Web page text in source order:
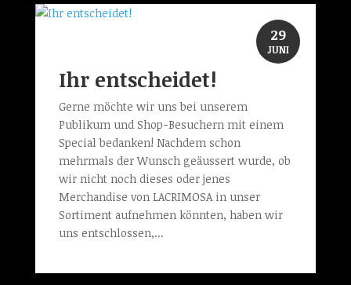
Ihr entscheidet!
Gerne möchte wir uns bei unserem
Publikum und Shop-Besuchern mit einem
Special bedanken! Nachdem schon
mehrmals der Wunsch geäussert wurde, ob
wir nicht noch dieses oder jenes
Merchandise von LACRIMOSA in unser
Sortiment aufnehmen könnten, haben wir
uns entschlossen,...
29
JUNI